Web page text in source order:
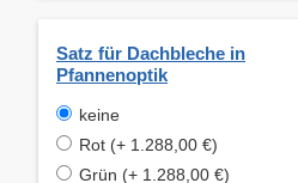
Satz für Dachbleche in
Pfannenoptik
keine
Rot (+ 1.288,00 €)
Grün (+ 1.288,00 €)